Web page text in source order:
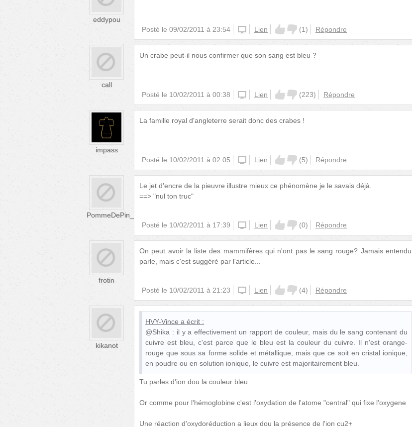
eddypou
Posté le 09/02/2011 à 23:54 unknown
Lien (1) Répondre
call
Un crabe peut-il nous confirmer que son sang est bleu ?
Posté le 10/02/2011 à 00:38 unknown
Lien (223) Répondre
impass
La famille royal d'angleterre serait donc des crabes !
Posté le 10/02/2011 à 02:05 unknown
Lien (5) Répondre
PommeDePin_
Le jet d'encre de la pieuvre illustre mieux ce phénomène je le savais déjà.
==> "nul ton truc"
Posté le 10/02/2011 à 17:39 unknown
Lien (0) Répondre
frotin
On peut avoir la liste des mammifères qui n'ont pas le sang rouge? Jamais entendu
parle, mais c'est suggéré par l'article...
Posté le 10/02/2011 à 21:23 unknown
Lien (4) Répondre
kikanot
HVY-Vince a écrit :
@Shika : il y a effectivement un rapport de couleur, mais du le sang contenant du
cuivre est bleu, c'est parce que le bleu est la couleur du cuivre. Il n'est orange-
rouge que sous sa forme solide et métallique, mais que ce soit en cristal ionique,
en poudre ou en solution ionique, le cuivre est majoritairement bleu.
Tu parles d'ion dou la couleur bleu
Or comme pour l'hémoglobine c'est l'oxydation de l'atome "central" qui fixe l'oxygene
Une réaction d'oxydoréduction a lieux dou la présence de l'ion cu2+